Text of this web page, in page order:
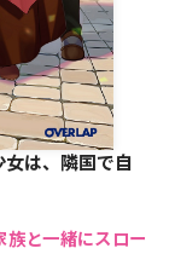
は、隣国で自
と一緒にスロー